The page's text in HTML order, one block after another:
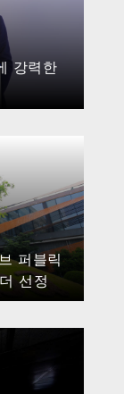
강력한
퍼블릭
선정